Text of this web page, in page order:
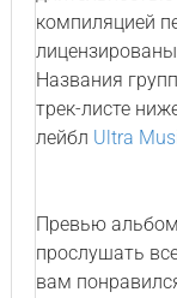
компиляцией
лицензированы
Названия
трек-листе
лейбл Ultra
Превью
прослушать
вам